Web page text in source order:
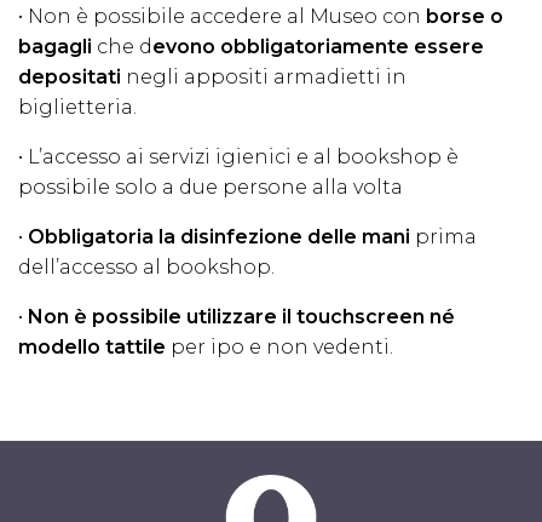
• Non è possibile accedere al Museo con borse o
bagagli che devono obbligatoriamente essere
depositati negli appositi armadietti in
biglietteria.
• L’accesso ai servizi igienici e al bookshop è
possibile solo a due persone alla volta
• Obbligatoria la disinfezione delle mani prima
dell’accesso al bookshop.
• Non è possibile utilizzare il touchscreen né
modello tattile per ipo e non vedenti.